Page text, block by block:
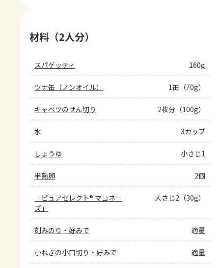
材料（2人分）
スパゲッティ 160g
ツナ缶（ノンオイル） 1缶（70g）
キャベツのせん切り 2枚分（100g）
水 3カップ
しょうゆ 小さじ1
半熟卵 2個
「ピュアセレクト® マヨネー
ズ」
大さじ2（30g）
刻みのり・好みで 適量
小ねぎの小口切り・好みで 適量